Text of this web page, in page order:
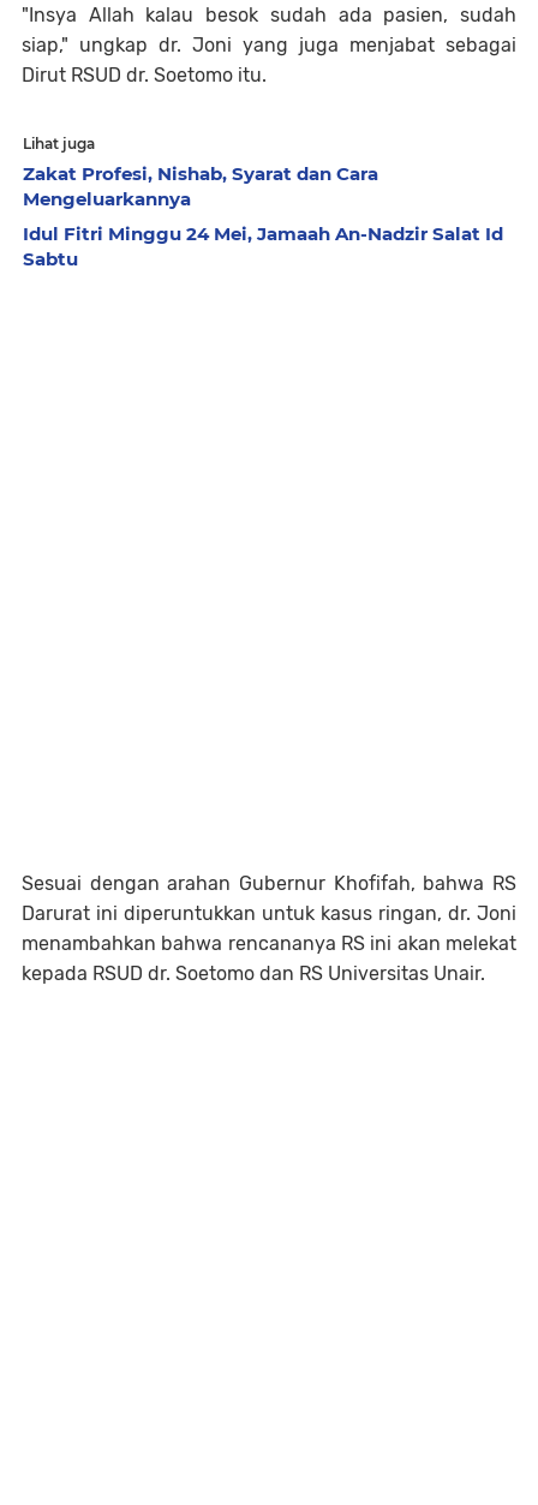
"Insya Allah kalau besok sudah ada pasien, sudah
siap," ungkap dr. Joni yang juga menjabat sebagai
Dirut RSUD dr. Soetomo itu.
Lihat juga
Zakat Profesi, Nishab, Syarat dan Cara
Mengeluarkannya
Idul Fitri Minggu 24 Mei, Jamaah An-Nadzir Salat Id
Sabtu
Sesuai dengan arahan Gubernur Khofifah, bahwa RS
Darurat ini diperuntukkan untuk kasus ringan, dr. Joni
menambahkan bahwa rencananya RS ini akan melekat
kepada RSUD dr. Soetomo dan RS Universitas Unair.